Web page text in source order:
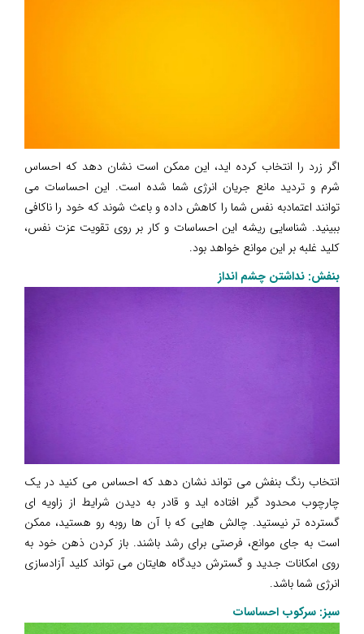
اگر زرد را انتخاب کرده اید، این ممکن است نشان دهد که احساس
شرم و تردید مانع جریان انرژی شما شده است. این احساسات می
توانند اعتمادبه نفس شما را کاهش داده و باعث شوند که خود را ناکافی
ببینید. شناسایی ریشه این احساسات و کار بر روی تقویت عزت نفس،
کلید غلبه بر این موانع خواهد بود.
بنفش: نداشتن چشم انداز
انتخاب رنگ بنفش می تواند نشان دهد که احساس می کنید در یک
چارچوب محدود گیر افتاده اید و قادر به دیدن شرایط از زاویه ای
گسترده تر نیستید. چالش هایی که با آن ها روبه رو هستید، ممکن
است به جای موانع، فرصتی برای رشد باشند. باز کردن ذهن خود به
روی امکانات جدید و گسترش دیدگاه هایتان می تواند کلید آزادسازی
انرژی شما باشد.
سبز: سرکوب احساسات